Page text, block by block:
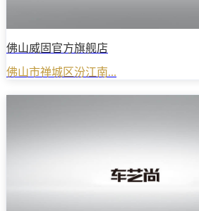
佛山威固官方旗舰店
佛山市禅城区汾江南...